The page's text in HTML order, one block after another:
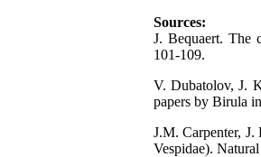
Sources:
J. Bequaert. The
101-109.
V. Dubatolov, J.
papers by Birula
J.M. Carpenter,
Vespidae).